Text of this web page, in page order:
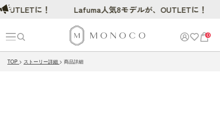
0
TOP ストーリー詳細 商品詳細
に！ Lafuma人気8モデルが、OUTLETに！